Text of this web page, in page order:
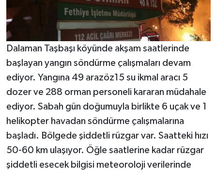
Dalaman Taşbaşı köyünde akşam saatlerinde
başlayan yangın söndürme çalışmaları devam
ediyor. Yangına 49 arazöz15 su ikmal aracı 5
dozer ve 288 orman personeli kararan müdahale
ediyor. Sabah gün doğumuyla birlikte 6 uçak ve 1
helikopter havadan söndürme çalışmalarına
başladı. Bölgede şiddetli rüzgar var. Saatteki hızı
50-60 km ulaşıyor. Öğle saatlerine kadar rüzgar
şiddetli esecek bilgisi meteoroloji verilerinde